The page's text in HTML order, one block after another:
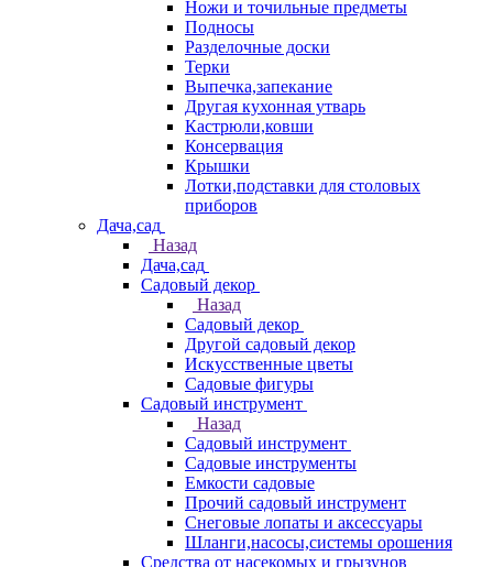
Ножи и точильные предметы
Подносы
Разделочные доски
Терки
Выпечка,запекание
Другая кухонная утварь
Кастрюли,ковши
Консервация
Крышки
Лотки,подставки для столовых
приборов
Дача,сад
Назад
Дача,сад
Садовый декор
Назад
Садовый декор
Другой садовый декор
Искусственные цветы
Садовые фигуры
Садовый инструмент
Назад
Садовый инструмент
Садовые инструменты
Емкости садовые
Прочий садовый инструмент
Снеговые лопаты и аксессуары
Шланги,насосы,системы орошения
Средства от насекомых и грызунов